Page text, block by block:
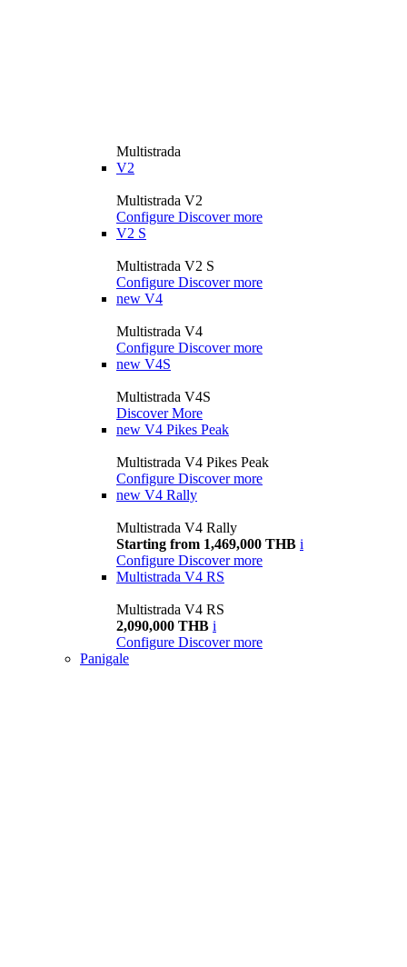
Multistrada
V2
Multistrada V2
Configure Discover more
V2 S
Multistrada V2 S
Configure Discover more
new V4
Multistrada V4
Configure Discover more
new V4S
Multistrada V4S
Discover More
new V4 Pikes Peak
Multistrada V4 Pikes Peak
Configure Discover more
new V4 Rally
Multistrada V4 Rally
Starting from 1,469,000 THB i
Configure Discover more
Multistrada V4 RS
Multistrada V4 RS
2,090,000 THB i
Configure Discover more
Panigale